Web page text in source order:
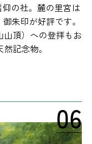
仰の社。麓の里宮は
朱印が好評です。
頂）への登拝もお
記念物。
06